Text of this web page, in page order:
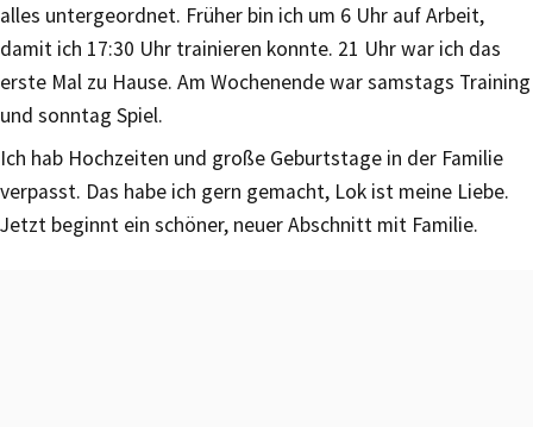
alles untergeordnet. Früher bin ich um 6 Uhr auf Arbeit,
damit ich 17:30 Uhr trainieren konnte. 21 Uhr war ich das
erste Mal zu Hause. Am Wochenende war samstags Training
und sonntag Spiel.
Ich hab Hochzeiten und große Geburtstage in der Familie
verpasst. Das habe ich gern gemacht, Lok ist meine Liebe.
Jetzt beginnt ein schöner, neuer Abschnitt mit Familie.